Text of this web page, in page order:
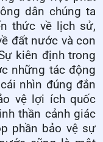
dân chúng ta
thức về lịch sử,
đất nước và con
kiên định trong
những tác động
nhìn đúng đắn
vệ lợi ích quốc
thần cảnh giác
phần bảo vệ sự